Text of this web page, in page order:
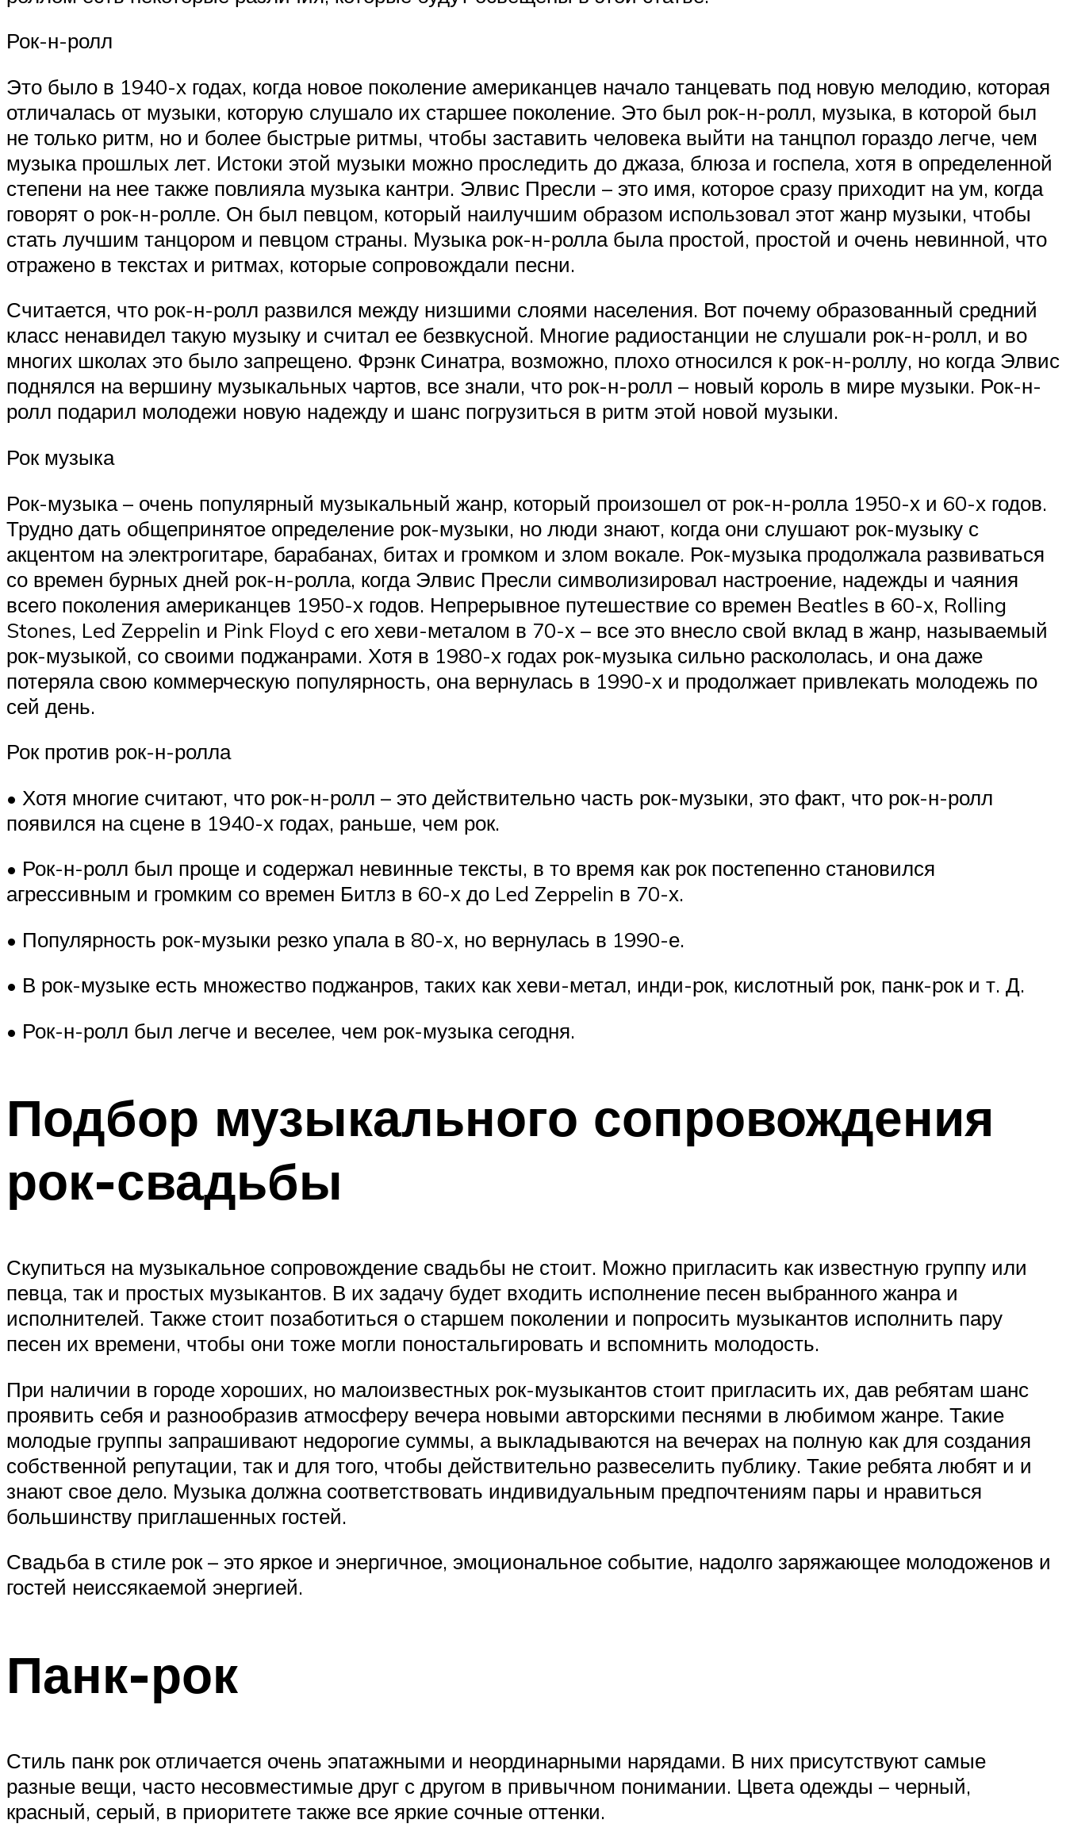
Рок-н-ролл
Это было в 1940-х годах, когда новое поколение американцев начало танцевать под новую мелодию, которая
отличалась от музыки, которую слушало их старшее поколение. Это был рок-н-ролл, музыка, в которой был
не только ритм, но и более быстрые ритмы, чтобы заставить человека выйти на танцпол гораздо легче, чем
музыка прошлых лет. Истоки этой музыки можно проследить до джаза, блюза и госпела, хотя в определенной
степени на нее также повлияла музыка кантри. Элвис Пресли – это имя, которое сразу приходит на ум, когда
говорят о рок-н-ролле. Он был певцом, который наилучшим образом использовал этот жанр музыки, чтобы
стать лучшим танцором и певцом страны. Музыка рок-н-ролла была простой, простой и очень невинной, что
отражено в текстах и ​​ритмах, которые сопровождали песни.
Считается, что рок-н-ролл развился между низшими слоями населения. Вот почему образованный средний
класс ненавидел такую ​​музыку и считал ее безвкусной. Многие радиостанции не слушали рок-н-ролл, и во
многих школах это было запрещено. Фрэнк Синатра, возможно, плохо относился к рок-н-роллу, но когда Элвис
поднялся на вершину музыкальных чартов, все знали, что рок-н-ролл – новый король в мире музыки. Рок-н-
ролл подарил молодежи новую надежду и шанс погрузиться в ритм этой новой музыки.
Рок музыка
Рок-музыка – очень популярный музыкальный жанр, который произошел от рок-н-ролла 1950-х и 60-х годов.
Трудно дать общепринятое определение рок-музыки, но люди знают, когда они слушают рок-музыку с
акцентом на электрогитаре, барабанах, битах и ​​громком и злом вокале. Рок-музыка продолжала развиваться
со времен бурных дней рок-н-ролла, когда Элвис Пресли символизировал настроение, надежды и чаяния
всего поколения американцев 1950-х годов. Непрерывное путешествие со времен Beatles в 60-х, Rolling
Stones, Led Zeppelin и Pink Floyd с его хеви-металом в 70-х – все это внесло свой вклад в жанр, называемый
рок-музыкой, со своими поджанрами. Хотя в 1980-х годах рок-музыка сильно раскололась, и она даже
потеряла свою коммерческую популярность, она вернулась в 1990-х и продолжает привлекать молодежь по
сей день.
Рок против рок-н-ролла
• Хотя многие считают, что рок-н-ролл – это действительно часть рок-музыки, это факт, что рок-н-ролл
появился на сцене в 1940-х годах, раньше, чем рок.
• Рок-н-ролл был проще и содержал невинные тексты, в то время как рок постепенно становился
агрессивным и громким со времен Битлз в 60-х до Led Zeppelin в 70-х.
• Популярность рок-музыки резко упала в 80-х, но вернулась в 1990-е.
• В рок-музыке есть множество поджанров, таких как хеви-метал, инди-рок, кислотный рок, панк-рок и т. Д.
• Рок-н-ролл был легче и веселее, чем рок-музыка сегодня.
Подбор музыкального сопровождения
рок-свадьбы
Скупиться на музыкальное сопровождение свадьбы не стоит. Можно пригласить как известную группу или
певца, так и простых музыкантов. В их задачу будет входить исполнение песен выбранного жанра и
исполнителей. Также стоит позаботиться о старшем поколении и попросить музыкантов исполнить пару
песен их времени, чтобы они тоже могли поностальгировать и вспомнить молодость.
При наличии в городе хороших, но малоизвестных рок-музыкантов стоит пригласить их, дав ребятам шанс
проявить себя и разнообразив атмосферу вечера новыми авторскими песнями в любимом жанре. Такие
молодые группы запрашивают недорогие суммы, а выкладываются на вечерах на полную как для создания
собственной репутации, так и для того, чтобы действительно развеселить публику. Такие ребята любят и и
знают свое дело. Музыка должна соответствовать индивидуальным предпочтениям пары и нравиться
большинству приглашенных гостей.
Свадьба в стиле рок – это яркое и энергичное, эмоциональное событие, надолго заряжающее молодоженов и
гостей неиссякаемой энергией.
Панк-рок
Стиль панк рок отличается очень эпатажными и неординарными нарядами. В них присутствуют самые
разные вещи, часто несовместимые друг с другом в привычном понимании. Цвета одежды – черный,
красный, серый, в приоритете также все яркие сочные оттенки.